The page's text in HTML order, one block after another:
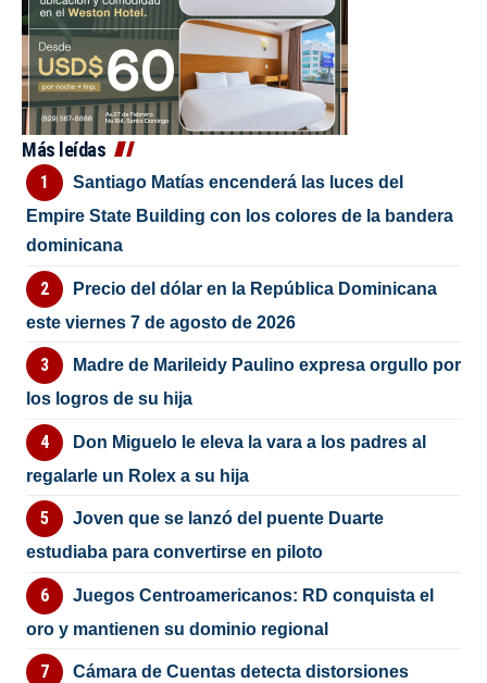
Más leídas
Santiago Matías encenderá las luces del
Empire State Building con los colores de la bandera
dominicana
Precio del dólar en la República Dominicana
este viernes 7 de agosto de 2026
Madre de Marileidy Paulino expresa orgullo por
los logros de su hija
Don Miguelo le eleva la vara a los padres al
regalarle un Rolex a su hija
Joven que se lanzó del puente Duarte
estudiaba para convertirse en piloto
Juegos Centroamericanos: RD conquista el
oro y mantienen su dominio regional
Cámara de Cuentas detecta distorsiones